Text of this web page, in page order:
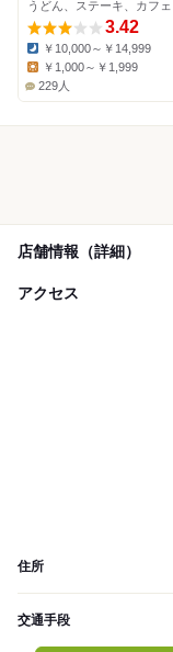
うどん、ステーキ、カフェ
3.42
Dinner:
￥10,000～￥14,999
￥1,000～￥1,999
229人
店舗情報（詳細）
アクセス
住所
交通手段